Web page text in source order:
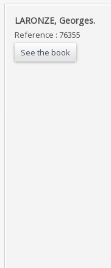
‎LARONZE, Georges.‎
Reference : 76355
See the book